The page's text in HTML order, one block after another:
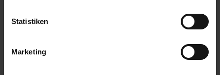
Statistiken
Marketing